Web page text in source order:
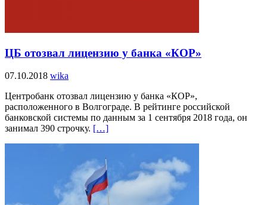
ЦБ отозвал лицензию у банка «КОР»
07.10.2018 wika
Центробанк отозвал лицензию у банка «КОР»,
расположенного в Волгограде. В рейтинге российской
банковской системы по данным за 1 сентября 2018 года, он
занимал 390 строчку. […]